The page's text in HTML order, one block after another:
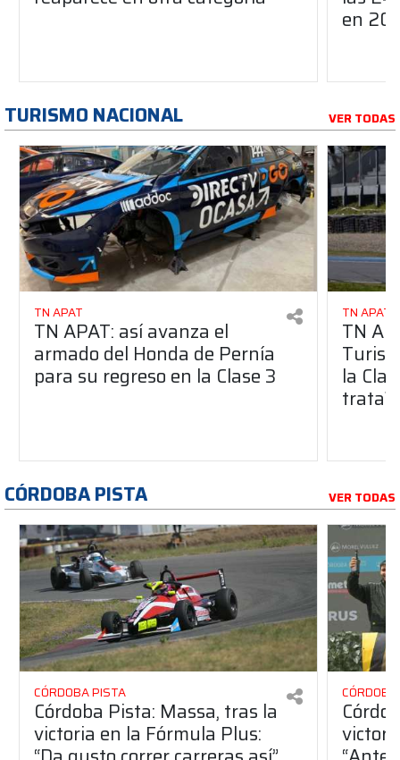
en
TURISMO NACIONAL VER TODAS
TN APAT
TN APAT: así avanza el
armado del Honda de Pernía
para su regreso en la Clase 3
TN APAT
TN
la
trata?
CÓRDOBA PISTA VER TODAS
CÓRDOBA PISTA
Córdoba Pista: Massa, tras la
victoria en la Fórmula Plus: